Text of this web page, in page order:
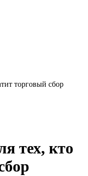
торговый сбор
тех, кто